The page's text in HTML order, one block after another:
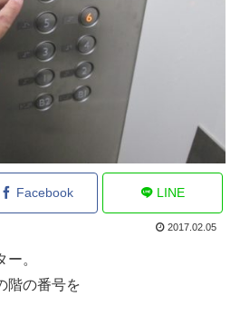
Facebook LINE
2017.02.05
。
階の番号を